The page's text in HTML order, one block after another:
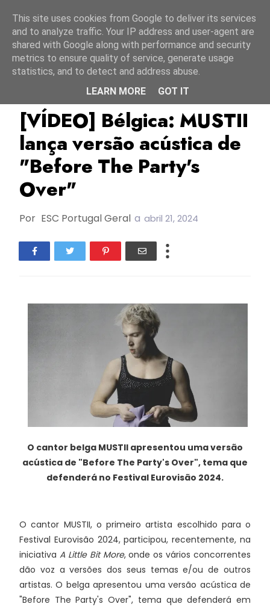
A Little Bit More Bélgica ESC2024
[VÍDEO] Bélgica: MUSTII
lança versão acústica de
"Before The Party's
Over"
Por ESC Portugal Geral a abril 21, 2024
O cantor belga MUSTII apresentou uma versão
acústica de "Before The Party's Over", tema que
defenderá no Festival Eurovisão 2024.
O cantor MUSTII, o primeiro artista escolhido para o
Festival Eurovisão 2024, participou, recentemente, na
iniciativa A Little Bit More, onde os vários concorrentes
dão voz a versões dos seus temas e/ou de outros
artistas. O belga apresentou uma versão acústica de
"Before The Party's Over", tema que defenderá em
This site uses cookies from Google to deliver its services
and to analyze traffic. Your IP address and user-agent are
shared with Google along with performance and security
metrics to ensure quality of service, generate usage
statistics, and to detect and address abuse.
LEARN MORE
GOT IT